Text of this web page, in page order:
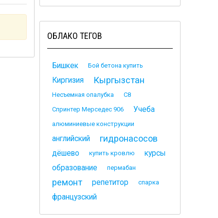
ОБЛАКО ТЕГОВ
Бишкек Бой бетона купить
Киргизия Кыргызстан
Несъемная опалубка
С8
Спринтер Мерседес 906
Учеба
алюминиевые конструкции
английский гидронасосов
дёшево купить кровлю
курсы
образование
пермабан
ремонт репетитор спарка
французский